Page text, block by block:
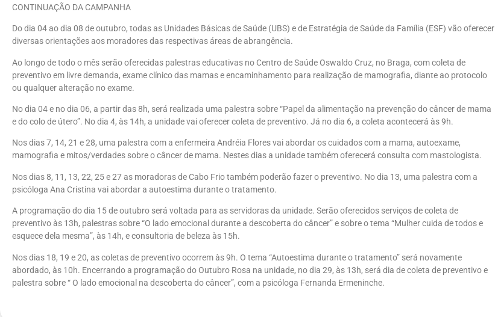
CONTINUAÇÃO DA CAMPANHA
Do dia 04 ao dia 08 de outubro, todas as Unidades Básicas de Saúde (UBS) e de Estratégia de Saúde da Família (ESF) vão oferecer
diversas orientações aos moradores das respectivas áreas de abrangência.
Ao longo de todo o mês serão oferecidas palestras educativas no Centro de Saúde Oswaldo Cruz, no Braga, com coleta de
preventivo em livre demanda, exame clínico das mamas e encaminhamento para realização de mamografia, diante ao protocolo
ou qualquer alteração no exame.
No dia 04 e no dia 06, a partir das 8h, será realizada uma palestra sobre “Papel da alimentação na prevenção do câncer de mama
e do colo de útero”. No dia 4, às 14h, a unidade vai oferecer coleta de preventivo. Já no dia 6, a coleta acontecerá às 9h.
Nos dias 7, 14, 21 e 28, uma palestra com a enfermeira Andréia Flores vai abordar os cuidados com a mama, autoexame,
mamografia e mitos/verdades sobre o câncer de mama. Nestes dias a unidade também oferecerá consulta com mastologista.
Nos dias 8, 11, 13, 22, 25 e 27 as moradoras de Cabo Frio também poderão fazer o preventivo. No dia 13, uma palestra com a
psicóloga Ana Cristina vai abordar a autoestima durante o tratamento.
A programação do dia 15 de outubro será voltada para as servidoras da unidade. Serão oferecidos serviços de coleta de
preventivo às 13h, palestras sobre “O lado emocional durante a descoberta do câncer” e sobre o tema “Mulher cuida de todos e
esquece dela mesma”, às 14h, e consultoria de beleza às 15h.
Nos dias 18, 19 e 20, as coletas de preventivo ocorrem às 9h. O tema “Autoestima durante o tratamento” será novamente
abordado, às 10h. Encerrando a programação do Outubro Rosa na unidade, no dia 29, às 13h, será dia de coleta de preventivo e
palestra sobre “ O lado emocional na descoberta do câncer”, com a psicóloga Fernanda Ermeninche.